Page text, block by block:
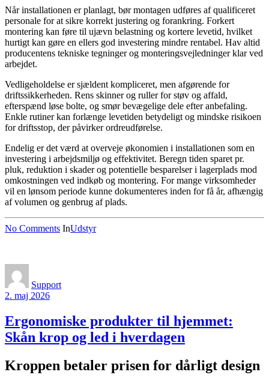
Når installationen er planlagt, bør montagen udføres af qualificeret
personale for at sikre korrekt justering og forankring. Forkert
montering kan føre til ujævn belastning og kortere levetid, hvilket
hurtigt kan gøre en ellers god investering mindre rentabel. Hav altid
producentens tekniske tegninger og monteringsvejledninger klar ved
arbejdet.
Vedligeholdelse er sjældent kompliceret, men afgørende for
driftssikkerheden. Rens skinner og ruller for støv og affald,
efterspænd løse bolte, og smør bevægelige dele efter anbefaling.
Enkle rutiner kan forlænge levetiden betydeligt og mindske risikoen
for driftsstop, der påvirker ordreudførelse.
Endelig er det værd at overveje økonomien i installationen som en
investering i arbejdsmiljø og effektivitet. Beregn tiden sparet pr.
pluk, reduktion i skader og potentielle besparelser i lagerplads mod
omkostningen ved indkøb og montering. For mange virksomheder
vil en lønsom periode kunne dokumenteres inden for få år, afhængig
af volumen og genbrug af plads.
No Comments InUdstyr
Support
2. maj 2026
Ergonomiske produkter til hjemmet:
Skån krop og led i hverdagen
Kroppen betaler prisen for dårligt design